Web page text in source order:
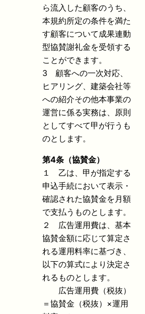
ら流入した顧客のうち、
本規約所定の条件を満た
す顧客について成果連動
型協賛謝礼金を受領する
ことができます。
3 顧客への一次対応、
ヒアリング、建築会社等
への紹介その他本事業の
運営に係る実務は、原則
としてすべて甲が行うも
のとします。
第4条（協賛金）
１ 乙は、甲が指定する
申込手続において表示・
確認された協賛金を月額
で支払うものとします。
２ 広告運用費は、基本
協賛金額に応じて算定さ
れる運用料率に基づき、
以下の算式により決定さ
れるものとします。
広告運用費（税抜）
＝協賛金（税抜）×運用